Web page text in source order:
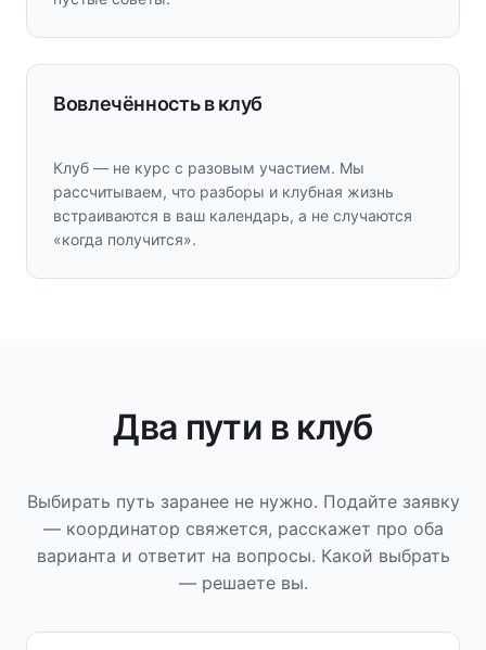
Вовлечённость в клуб
Клуб — не курс с разовым участием. Мы
рассчитываем, что разборы и клубная жизнь
встраиваются в ваш календарь, а не случаются
«когда получится».
Два пути в клуб
Выбирать путь заранее не нужно. Подайте заявку
— координатор свяжется, расскажет про оба
варианта и ответит на вопросы. Какой выбрать
— решаете вы.